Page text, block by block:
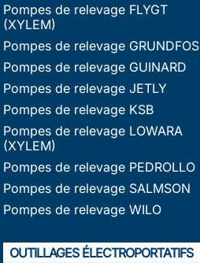
Pompes de relevage FLYGT
(XYLEM)
Pompes de relevage GRUNDFOS
Pompes de relevage GUINARD
Pompes de relevage JETLY
Pompes de relevage KSB
Pompes de relevage LOWARA
(XYLEM)
Pompes de relevage PEDROLLO
Pompes de relevage SALMSON
Pompes de relevage WILO
OUTILLAGES ÉLECTROPORTATIFS